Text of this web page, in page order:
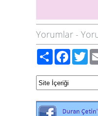
Yorumlar -
Paylaş